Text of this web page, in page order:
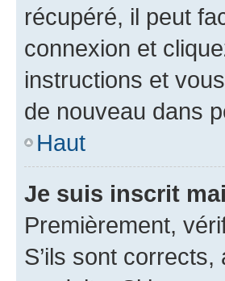
récupéré, il peut
connexion et
instructions et
de nouveau dans
Haut
Je suis inscrit
Premièrement,
S’ils sont